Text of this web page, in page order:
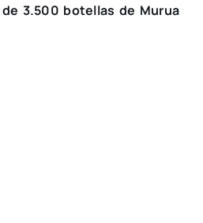
3.500 botellas de Murua